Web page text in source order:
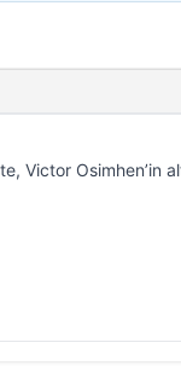
Victor Osimhen’in